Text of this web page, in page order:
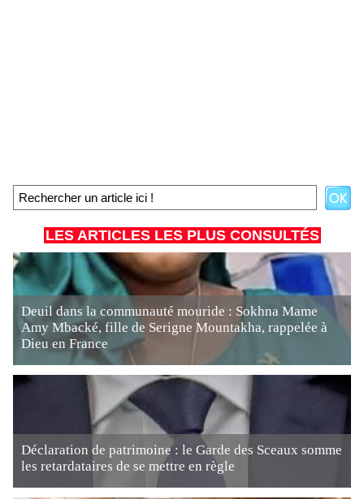
LES ARTICLES LES PLUS CONSULTÉS
Deuil dans la communauté mouride : Sokhna Mame
Amy Mbacké, fille de Serigne Mountakha, rappelée à
Dieu en France
Déclaration de patrimoine : le Garde des Sceaux somme
les retardataires de se mettre en règle